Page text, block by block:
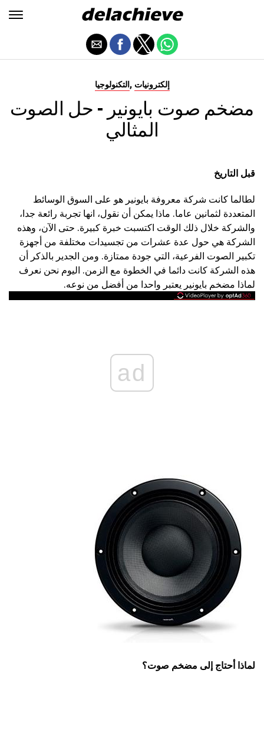
التكنولوجيا , إلكترونيات
مضخم صوت بايونير - حل الصوت
المثالي
قبل التاريخ
لطالما كانت شركة معروفة بايونير هو على السوق الوسائط
المتعددة لثمانين عاما. ماذا يمكن أن نقول، انها تجربة رائعة جدا،
والشركة خلال ذلك الوقت اكتسبت خبرة كبيرة. حتى الآن، وهذه
الشركة هي حول عدة عشرات من تجسيدات مختلفة من أجهزة
تكبير الصوت الفرعية، التي جودة ممتازة. ومن الجدير بالذكر أن
هذه الشركة كانت دائما في الخطوة مع الزمن. اليوم نحن نعرف
لماذا مضخم بايونير يعتبر واحدا من أفضل من نوعه.
ad
لماذا أحتاج إلى مضخم صوت؟